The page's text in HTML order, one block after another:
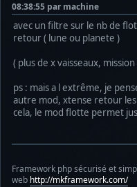
08:38:55 par machine
avec un filtre sur le nb de
retour ( lune ou planete )
( plus de x vaisseaux,
ps : mais a l extrême, je
autre mod, xtense retour
cela, le mod flotte permet
Framework php sécurisé et
web http://mkframework.com/